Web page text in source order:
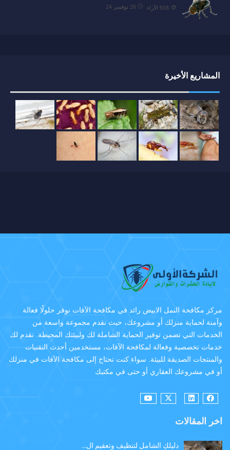
26 نوفمبر 24 الآراء
المشاريع الأخيرة
مركز مكافحة النمل الابيض رائد في مكافحة الآفات نوفر حلولًا فعالة
وآمنة لحماية منزلك أو مشروعك، حيث نقدم مجموعة واسعة من
الخدمات التي تضمن توفير الحماية الشاملة لك ولبيئتك المحيطة. نقدم لك
خدمات تخصصية وفعالة لمكافحة الآفات، مستخدمين أحدث التقنيات
والمنتجات الصديقة للبيئة. سواء كنت تحتاج إلى مكافحة الآفات في منزلك
أو في مشروعك العقاري أو حتى في مكتبك
اخر المقالات
دليلكِ الشامل لتنظيف وتعقيم ال…